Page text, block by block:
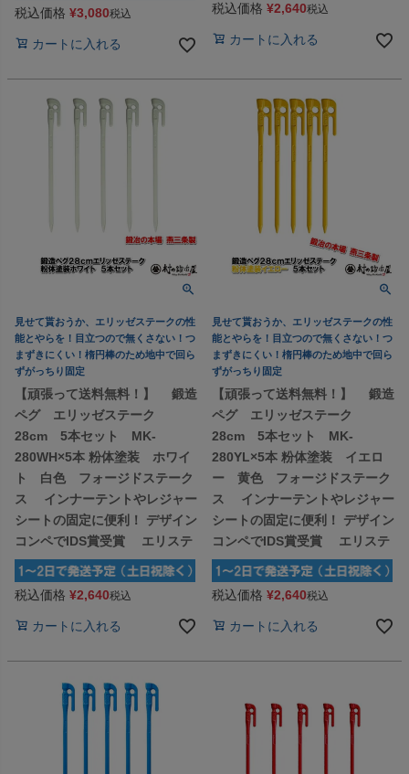
税込価格 ¥3,080税込
カートに入れる
税込価格 ¥2,640税込
カートに入れる
見せて貰おうか、エリッゼステークの性
能とやらを！目立つので無くさない！つ
まずきにくい！楕円棒のため地中で回ら
ずがっちり固定
【頑張って送料無料！】 鍛造
ペグ エリッゼステーク
28cm 5本セット MK-
280WH×5本 粉体塗装 ホワイ
ト 白色 フォージドステーク
ス インナーテントやレジャー
シートの固定に便利！ デザイン
コンペでIDS賞受賞 エリステ
税込価格 ¥2,640税込
カートに入れる
見せて貰おうか、エリッゼステークの性
能とやらを！目立つので無くさない！つ
まずきにくい！楕円棒のため地中で回ら
ずがっちり固定
【頑張って送料無料！】 鍛造
ペグ エリッゼステーク
28cm 5本セット MK-
280YL×5本 粉体塗装 イエロ
ー 黄色 フォージドステーク
ス インナーテントやレジャー
シートの固定に便利！ デザイン
コンペでIDS賞受賞 エリステ
税込価格 ¥2,640税込
カートに入れる